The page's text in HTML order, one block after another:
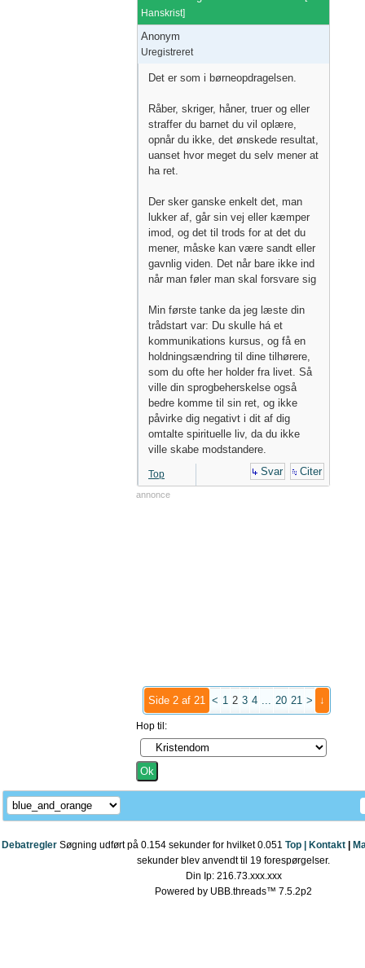
Hanskrist]
Anonym
Uregistreret
Det er som i børneopdragelsen.
Råber, skriger, håner, truer og eller
straffer du barnet du vil oplære,
opnår du ikke, det ønskede resultat,
uanset hvor meget du selv mener at
ha ret.
Der sker ganske enkelt det, man
lukker af, går sin vej eller kæmper
imod, og det til trods for at det du
mener, måske kan være sandt eller
gavnlig viden. Det når bare ikke ind
når man føler man skal forsvare sig
Min første tanke da jeg læste din
trådstart var: Du skulle há et
kommunikations kursus, og få en
holdningsændring til dine tilhørere,
som du ofte her holder fra livet. Så
ville din sprogbeherskelse også
bedre komme til sin ret, og ikke
påvirke dig negativt i dit af dig
omtalte spirituelle liv, da du ikke
ville skabe modstandere.
Top Svar Citer
annonce
Side 2 af 21 < 1 2 3 4 ... 20 21 > ↓
Hop til:
Debatregler Top | Kontakt
Søgning udført på 0.154 sekunder for hvilket 0.051
sekunder blev anvendt til 19 forespørgelser.
Din Ip: 216.73.xxx.xxx
Powered by UBB.threads™ 7.5.2p2